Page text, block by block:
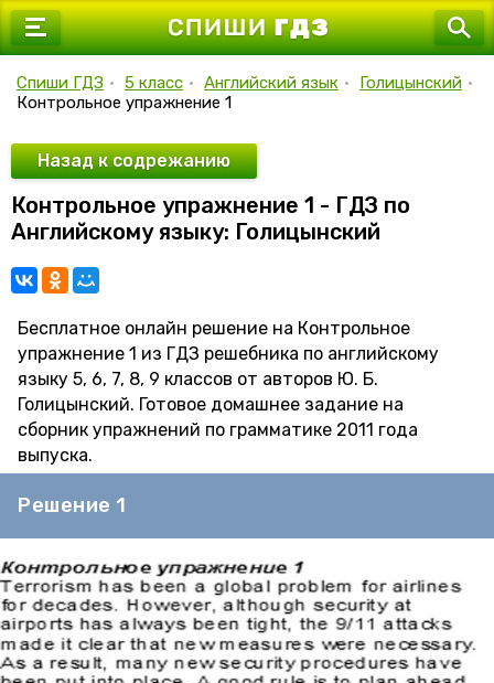
7 класс
9 класс
10 класс
11 класс
Спиши ГДЗ • 5 класс • Английский язык • Голицынский •
Контрольное упражнение 1
Назад к содрежанию
Контрольное упражнение 1 - ГДЗ по
Английскому языку: Голицынский
Бесплатное онлайн решение на Контрольное
упражнение 1 из ГДЗ решебника по английскому
языку 5, 6, 7, 8, 9 классов от авторов Ю. Б.
Голицынский. Готовое домашнее задание на
сборник упражнений по грамматике 2011 года
выпуска.
Решение 1